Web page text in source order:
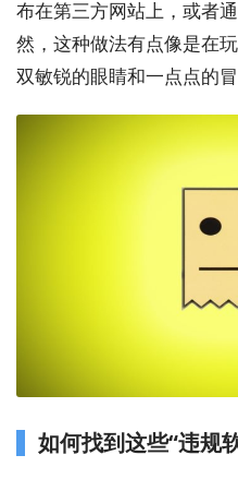
布在第三方网站上，或者
然，这种做法有点像是在
双敏锐的眼睛和一点点的冒
如何找到这些“违规